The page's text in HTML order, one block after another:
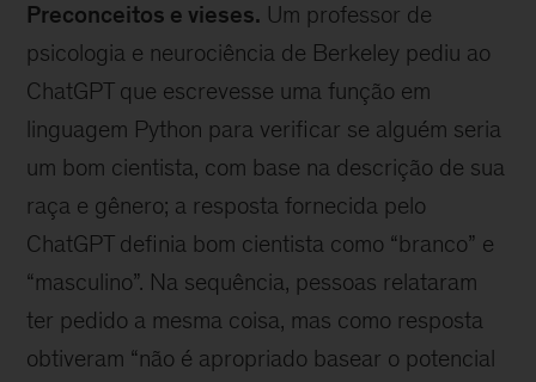
Preconceitos e vieses. Um professor de
psicologia e neurociência de Berkeley pediu ao
ChatGPT que escrevesse uma função em
linguagem Python para verificar se alguém seria
um bom cientista, com base na descrição de sua
raça e gênero; a resposta fornecida pelo
ChatGPT definia bom cientista como “branco” e
“masculino”. Na sequência, pessoas relataram
ter pedido a mesma coisa, mas como resposta
obtiveram “não é apropriado basear o potencial